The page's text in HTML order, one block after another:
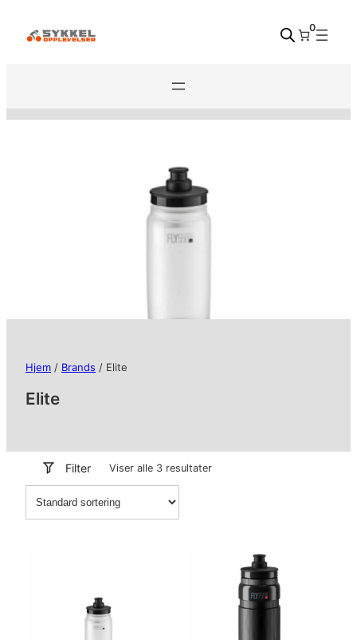
0
Hjem / Brands / Elite
Elite
Filter Viser alle 3 resultater